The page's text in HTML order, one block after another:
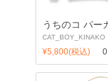
CAT_BOY_KINAKO
¥5,800(税込) 0